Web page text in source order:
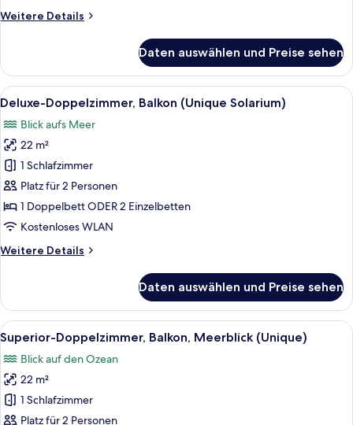
Weitere Details
Weitere
Doppelzimmer,
Balkon,
Meerblick
Daten auswählen und Preise sehen
Alle
Fotos
für
Deluxe-
Doppelzimmer,
Balkon
(Unique
Solarium)
Ein Hotelzimmer mit einem großen
4
Deluxe-Doppelzimmer, Balkon (Unique Solarium)
Blick aufs Meer
22 m²
1 Schlafzimmer
Platz für 2 Personen
1 Doppelbett ODER 2 Einzelbetten
Kostenloses WLAN
Weitere Details
Weitere
Doppelzimmer,
Balkon
(Unique
Solarium)
Daten auswählen und Preise sehen
Alle
Fotos
für
Superior-
Doppelzimmer,
Balkon,
Ein Hotelzimmer mit einem großen
6
Superior-Doppelzimmer, Balkon, Meerblick (Unique)
Blick auf den Ozean
22 m²
1 Schlafzimmer
Platz für 2 Personen